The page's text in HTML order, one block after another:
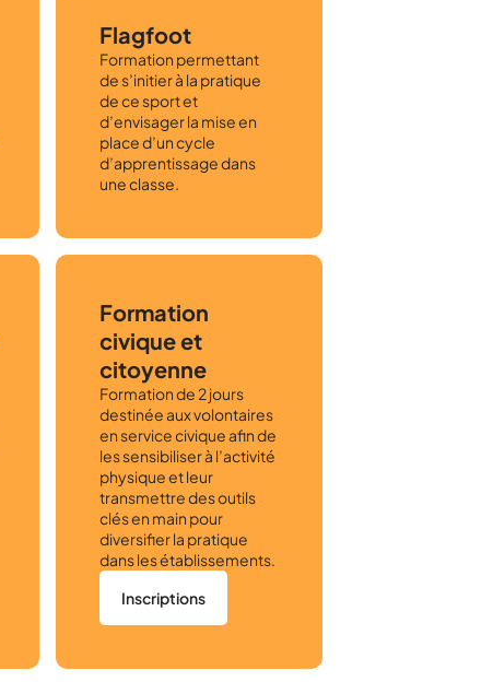
Flagfoot
Formation permettant
de s’initier à la pratique
de ce sport et
d’envisager la mise en
place d’un cycle
d’apprentissage dans
une classe.
Formation
civique et
citoyenne
Formation de 2 jours
destinée aux volontaires
en service civique afin de
les sensibiliser à l’activité
physique et leur
transmettre des outils
clés en main pour
diversifier la pratique
dans les établissements.
Inscriptions